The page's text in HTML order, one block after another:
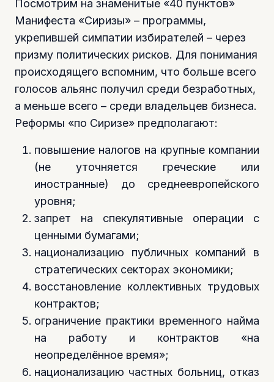
Посмотрим на знаменитые «40 пунктов»
Манифеста «Сиризы» – программы,
укрепившей симпатии избирателей – через
призму политических рисков. Для понимания
происходящего вспомним, что больше всего
голосов альянс получил среди безработных,
а меньше всего – среди владельцев бизнеса.
Реформы «по Сиризе» предполагают:
повышение налогов на крупные компании
(не уточняется греческие или
иностранные) до среднеевропейского
уровня;
запрет на спекулятивные операции с
ценными бумагами;
национализацию публичных компаний в
стратегических секторах экономики;
восстановление коллективных трудовых
контрактов;
ограничение практики временного найма
на работу и контрактов «на
неопределённое время»;
национализацию частных больниц, отказ